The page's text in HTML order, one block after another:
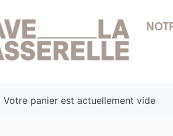
Votre panier est actuellement vide